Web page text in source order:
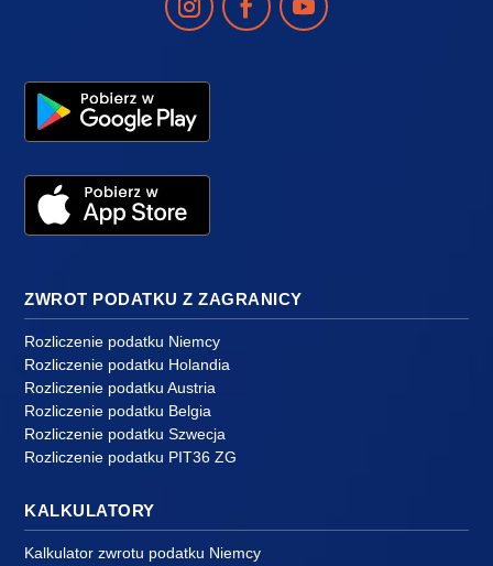
ZWROT PODATKU Z ZAGRANICY
Rozliczenie podatku Niemcy
Rozliczenie podatku Holandia
Rozliczenie podatku Austria
Rozliczenie podatku Belgia
Rozliczenie podatku Szwecja
Rozliczenie podatku PIT36 ZG
KALKULATORY
Kalkulator zwrotu podatku Niemcy